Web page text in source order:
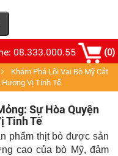
08.333.000.55 (0)
Khám Phá Lõi Vai Bò Mỹ Cắt
Vị Tinh Tế
Sự Hòa Quyện
Tinh Tế
phẩm thịt bò được sản
cao của bò Mỹ, đảm